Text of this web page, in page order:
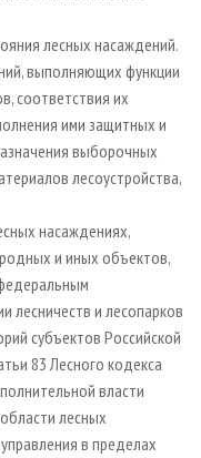
лесных насаждений.
выполняющих функции
соответствия их
ими защитных и
выборочных
лесоустройства,
насаждениях,
и иных объектов,
лесничеств и лесопарков
субъектов Российской
83 Лесного кодекса
власти
лесных
в пределах